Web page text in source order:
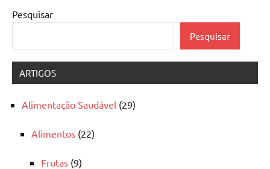
Pesquisar
Pesquisar
ARTIGOS
Alimentação Saudável (29)
Alimentos (22)
Frutas (9)